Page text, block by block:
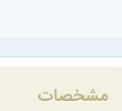
مشخصات